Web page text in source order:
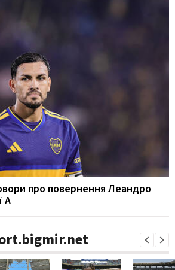
про повернення Леандро
А